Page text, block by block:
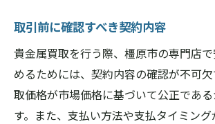
取引前に確認すべき契約内容
貴金属買取を行う際、橿原市の専門店
めるためには、契約内容の確認が不可
取価格が市場価格に基づいて公正であ
す。また、支払い方法や支払タイミン